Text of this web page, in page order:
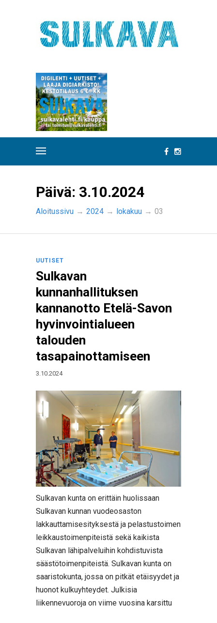
Päivä: 3.10.2024
Aloitussivu → 2024 → lokakuu → 03
UUTISET
Sulkavan
kunnanhallituksen
kannanotto Etelä-Savon
hyvinvointialueen
talouden
tasapainottamiseen
3.10.2024
Sulkavan kunta on erittäin huolissaan
Sulkavan kunnan vuodeosaston
lakkauttamisesityksestä ja pelastustoimen
leikkaustoimenpiteistä sekä kaikista
Sulkavan lähipalveluihin kohdistuvista
säästötoimenpiteistä. Sulkavan kunta on
saaristokunta, jossa on pitkät etäisyydet ja
huonot kulkuyhteydet. Julkisia
liikennevuoroja on viime vuosina karsittu